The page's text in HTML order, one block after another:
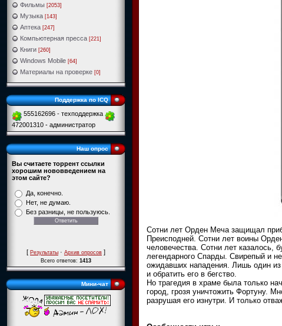
Фильмы [2053]
Музыка [143]
Аптека [247]
Компьютерная пресса [221]
Книги [260]
Windows Mobile [64]
Материалы на проверке [0]
Поддержка по ICQ
555162696 - техподдержка
472001310 - администратор
Наш опрос
Вы считаете торрент ссылки
хорошим нововведением на
этом сайте?
Да, конечно.
Нет, не думаю.
Без разницы, не пользуюсь.
[Результаты·Архив опросов]
Всего ответов:1413
Мини-чат
Сотни лет Орден Меча защищал
Преисподней. Сотни лет воины
человечества. Сотни лет казалось,
легендарного Спарды. Свирепый и
ожидавших нападения. Лишь один из
и обратить его в бегство.
Но трагедия в храме была только
город, грозя уничтожить Фортуну.
разрушая его изнутри. И только